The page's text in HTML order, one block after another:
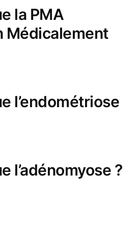
la PMA
Médicalement
l’endométriose
l’adénomyose ?